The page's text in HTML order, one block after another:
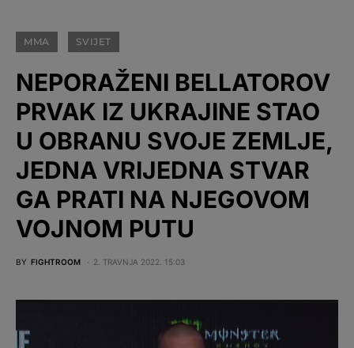
MMA SVIJET
NEPORAŽENI BELLATOROV
PRVAK IZ UKRAJINE STAO
U OBRANU SVOJE ZEMLJE,
JEDNA VRIJEDNA STVAR
GA PRATI NA NJEGOVOM
VOJNOM PUTU
BY FIGHTROOM 2. TRAVNJA 2022. 15:03